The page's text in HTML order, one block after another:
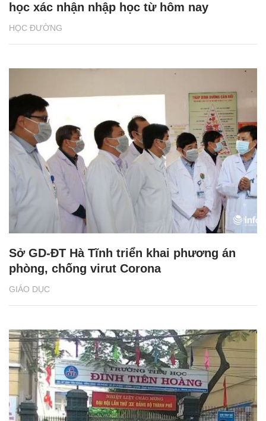
HỌC ĐƯỜNG
học xác nhận nhập học từ hôm nay
GIÁO DỤC
Sở GD-ĐT Hà Tĩnh triển khai phương án
phòng, chống virut Corona